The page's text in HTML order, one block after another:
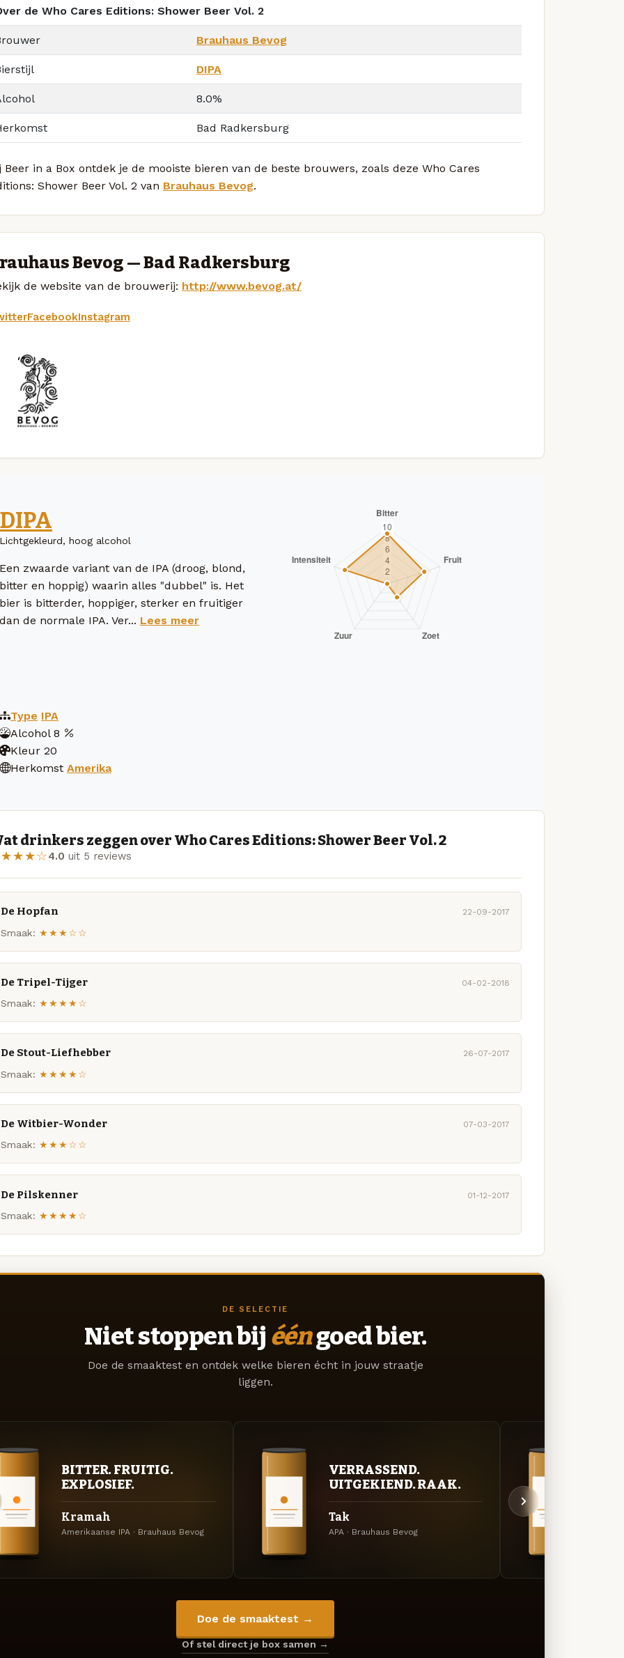
de Who Cares Editions: Shower Beer Vol. 2
Brauhaus Bevog
DIPA
8.0%
Bad Radkersburg
Beer in a Box ontdek je de mooiste bieren van de beste brouwers, zoals deze Who Cares
Shower Beer Vol. 2 van Brauhaus Bevog.
Bevog — Bad Radkersburg
de website van de brouwerij: http://www.bevog.at/
FacebookInstagram
DIPA
Lichtgekleurd, hoog alcohol
Een zwaarde variant van de IPA (droog, blond,
bitter en hoppig) waarin alles "dubbel" is. Het
bier is bitterder, hoppiger, sterker en fruitiger
dan de normale IPA. Ver... Lees meer
Type IPA
Alcohol 8
Kleur 20
Herkomst Amerika
drinkers zeggen over Who Cares Editions: Shower Beer Vol. 2
4.0 uit 5 reviews
De Hopfan 22-09-2017
Smaak: ★★★☆☆
De Tripel-Tijger 04-02-2018
Smaak: ★★★★☆
De Stout-Liefhebber 26-07-2017
Smaak: ★★★★☆
De Witbier-Wonder 07-03-2017
Smaak: ★★★☆☆
De Pilskenner 01-12-2017
Smaak: ★★★★☆
DE SELECTIE
Niet stoppen bij ééngoed bier.
Doe de smaaktest en ontdek welke bieren écht in jouw straatje
liggen.
BITTER. FRUITIG.
EXPLOSIEF.
Kramah
Amerikaanse IPA · Brauhaus Bevog
VERRASSEND.
UITGEKIEND. RAAK.
Tak
APA · Brauhaus Bevog
Doe de smaaktest →
Of stel direct je box samen →